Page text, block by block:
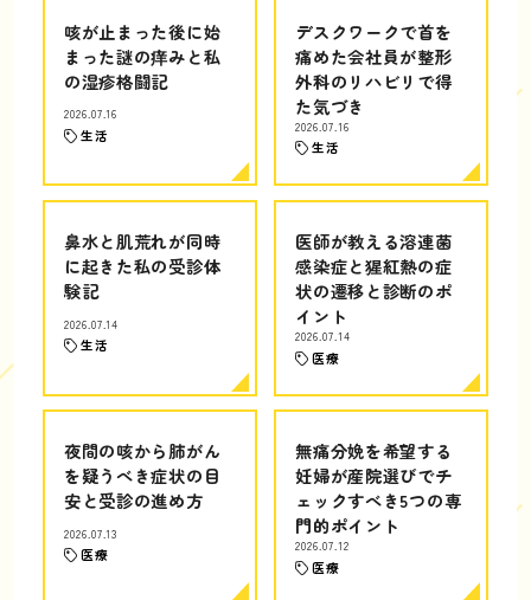
咳が止まった後に始
まった謎の痒みと私
の湿疹格闘記
2026.07.16
生活
デスクワークで首を
痛めた会社員が整形
外科のリハビリで得
た気づき
2026.07.16
生活
鼻水と肌荒れが同時
に起きた私の受診体
験記
2026.07.14
生活
医師が教える溶連菌
感染症と猩紅熱の症
状の遷移と診断のポ
イント
2026.07.14
医療
夜間の咳から肺がん
を疑うべき症状の目
安と受診の進め方
2026.07.13
医療
無痛分娩を希望する
妊婦が産院選びでチ
ェックすべき5つの専
門的ポイント
2026.07.12
医療